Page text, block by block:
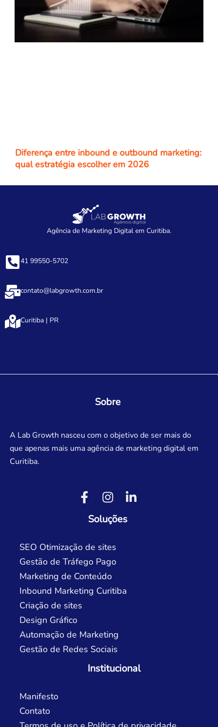
Diferença entre inbound e outbound marketing:
qual estratégia escolher em 2026
Agência de Marketing Digital em Curitiba.
41 99550-5702
contato@labgrowth.com.br
Curitiba | PR
Sobre
A Lab Growth nasceu com o objetivo de ser mais do
que apenas mais uma agência de marketing digital em
Curitiba.
Soluções
SEO Otimização de sites
Gestão de Tráfego Pago
Marketing de Conteúdo
Inbound Marketing Curitiba
Criação de sites
Design Gráfico
Automação de Marketing
Gestão de Redes Sociais
Institucional
Manifesto
Contato